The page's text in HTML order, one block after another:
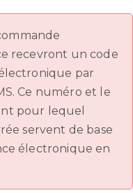
recevront un code
par
Ce numéro et le
pour lequel
servent de base
électronique en